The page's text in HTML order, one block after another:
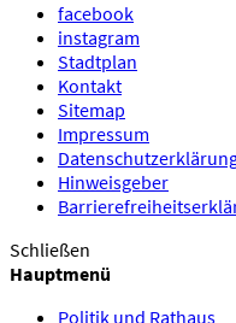
facebook
instagram
Stadtplan
Kontakt
Sitemap
Impressum
Hinweisgeber
Schließen
Hauptmenü
Politik und Rathaus